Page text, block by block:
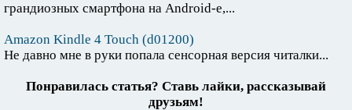
грандиозных смартфона на Android-e,...
Amazon Kindle 4 Touch (d01200)
Не давно мне в руки попала сенсорная версия читалки...
Понравилась статья? Ставь лайки, рассказывай
друзьям!